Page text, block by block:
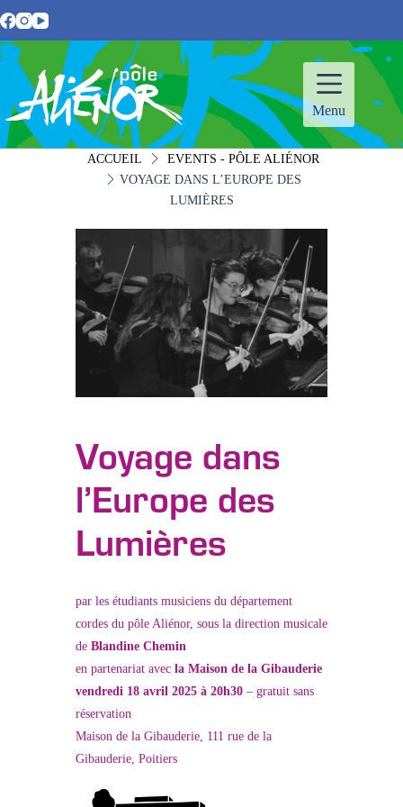
au
contenu
Menu
ACCUEIL
EVENTS - PÔLE ALIÉNOR
VOYAGE DANS L’EUROPE DES
LUMIÈRES
Voyage dans
l’Europe des
Lumières
par les étudiants musiciens du département
cordes du pôle Aliénor, sous la direction musicale
de Blandine Chemin
en partenariat avec la Maison de la Gibauderie
vendredi 18 avril 2025 à 20h30 – gratuit sans
réservation
Maison de la Gibauderie, 111 rue de la
Gibauderie, Poitiers